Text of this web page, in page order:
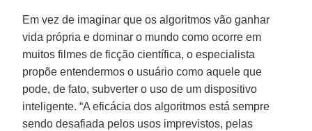
Em vez de imaginar que os algoritmos vão ganhar
vida própria e dominar o mundo como ocorre em
muitos filmes de ficção científica, o especialista
propõe entendermos o usuário como aquele que
pode, de fato, subverter o uso de um dispositivo
inteligente. “A eficácia dos algoritmos está sempre
sendo desafiada pelos usos imprevistos, pelas